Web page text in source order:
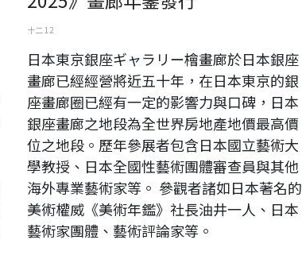
十二 12
日本東京銀座ギャラリー檜畫廊於日本銀座
畫廊已經經營將近五十年，在日本東京的銀
座畫廊圈已經有一定的影響力與口碑，日本
銀座畫廊之地段為全世界房地產地價最高價
位之地段。歷年參展者包含日本國立藝術大
學教授、日本全國性藝術團體審查員與其他
海外專業藝術家等。 參觀者諸如日本著名的
美術權威《美術年鑑》社長油井一人、日本
藝術家團體、藝術評論家等。